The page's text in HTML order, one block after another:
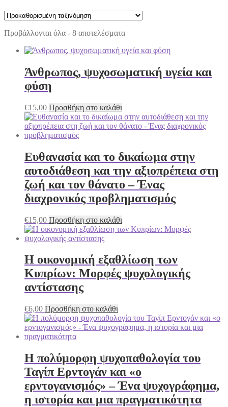
Προβάλλονται όλα - 8 αποτελέσματα
Άνθρωπος, ψυχοσωματική υγεία και
φύση
€15,00 Προσθήκη στο καλάθι
Ευθανασία και το δικαίωμα στην
αυτοδιάθεση και την αξιοπρέπεια στη
ζωή και τον θάνατο – Ένας
διαχρονικός προβληματισμός
€15,00 Προσθήκη στο καλάθι
Η οικονομική εξαθλίωση των
Κυπρίων: Μορφές ψυχολογικής
αντίστασης
€6,00 Προσθήκη στο καλάθι
Η πολύμορφη ψυχοπαθολογία του
Ταγίπ Ερντογάν και «ο
ερντογανισμός» – Ένα ψυχογράφημα,
η ιστορία και μια πραγματικότητα